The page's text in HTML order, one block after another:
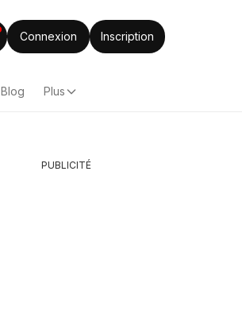
Connexion Inscription
Blog Plus
PUBLICITÉ